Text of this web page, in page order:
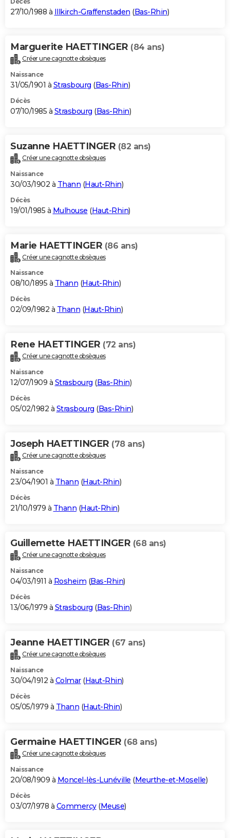
27/10/1988 à Illkirch-Graffenstaden (Bas-Rhin)
Marguerite HAETTINGER (84 ans)
Créer une cagnotte obsèques
Naissance
31/05/1901 à Strasbourg (Bas-Rhin)
Décès
07/10/1985 à Strasbourg (Bas-Rhin)
Suzanne HAETTINGER (82 ans)
Créer une cagnotte obsèques
Naissance
30/03/1902 à Thann (Haut-Rhin)
Décès
19/01/1985 à Mulhouse (Haut-Rhin)
Marie HAETTINGER (86 ans)
Créer une cagnotte obsèques
Naissance
08/10/1895 à Thann (Haut-Rhin)
Décès
02/09/1982 à Thann (Haut-Rhin)
Rene HAETTINGER (72 ans)
Créer une cagnotte obsèques
Naissance
12/07/1909 à Strasbourg (Bas-Rhin)
Décès
05/02/1982 à Strasbourg (Bas-Rhin)
Joseph HAETTINGER (78 ans)
Créer une cagnotte obsèques
Naissance
23/04/1901 à Thann (Haut-Rhin)
Décès
21/10/1979 à Thann (Haut-Rhin)
Guillemette HAETTINGER (68 ans)
Créer une cagnotte obsèques
Naissance
04/03/1911 à Rosheim (Bas-Rhin)
Décès
13/06/1979 à Strasbourg (Bas-Rhin)
Jeanne HAETTINGER (67 ans)
Créer une cagnotte obsèques
Naissance
30/04/1912 à Colmar(Haut-Rhin)
Décès
05/05/1979 à Thann (Haut-Rhin)
Germaine HAETTINGER (68 ans)
Créer une cagnotte obsèques
Naissance
20/08/1909 à Moncel-lès-Lunéville (Meurthe-et-Moselle)
Décès
03/07/1978 à Commercy(Meuse)